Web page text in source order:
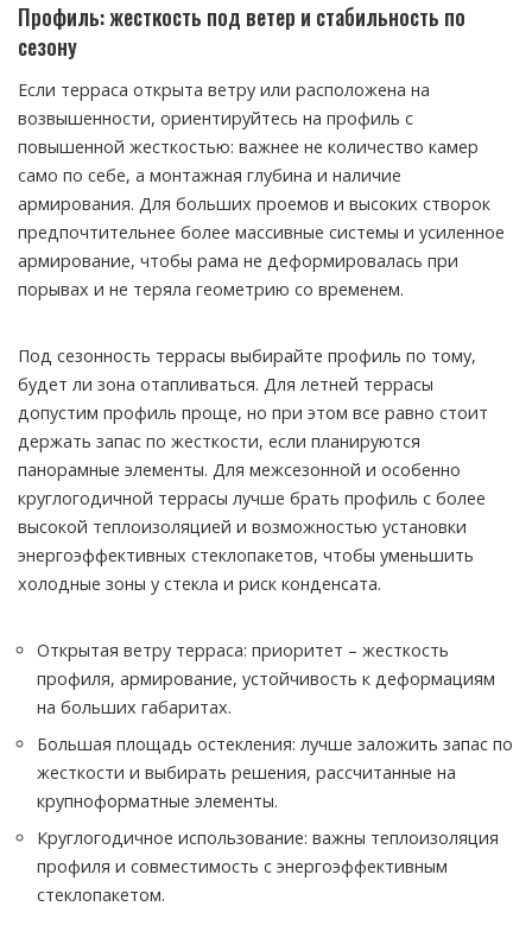
Профиль: жесткость под ветер и стабильность по
сезону
Если терраса открыта ветру или расположена на
возвышенности, ориентируйтесь на профиль с
повышенной жесткостью: важнее не количество камер
само по себе, а монтажная глубина и наличие
армирования. Для больших проемов и высоких створок
предпочтительнее более массивные системы и усиленное
армирование, чтобы рама не деформировалась при
порывах и не теряла геометрию со временем.
Под сезонность террасы выбирайте профиль по тому,
будет ли зона отапливаться. Для летней террасы
допустим профиль проще, но при этом все равно стоит
держать запас по жесткости, если планируются
панорамные элементы. Для межсезонной и особенно
круглогодичной террасы лучше брать профиль с более
высокой теплоизоляцией и возможностью установки
энергоэффективных стеклопакетов, чтобы уменьшить
холодные зоны у стекла и риск конденсата.
Открытая ветру терраса: приоритет – жесткость
профиля, армирование, устойчивость к деформациям
на больших габаритах.
Большая площадь остекления: лучше заложить запас по
жесткости и выбирать решения, рассчитанные на
крупноформатные элементы.
Круглогодичное использование: важны теплоизоляция
профиля и совместимость с энергоэффективным
стеклопакетом.